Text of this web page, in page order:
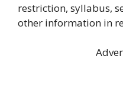
restriction, syllabus,
other information in